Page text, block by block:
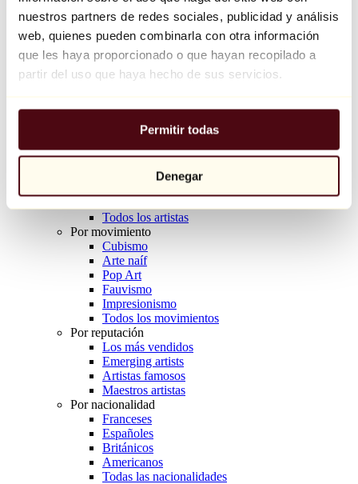
nuestros partners de redes sociales, publicidad y análisis
web, quienes pueden combinarla con otra información
que les haya proporcionado o que hayan recopilado a
partir del uso que haya hecho de sus servicios.
Permitir todas
Denegar
Balloon Dog (Orange)
Jeff Koons
10.000 €
Explorar
Todos los escultores
Todos los fotógrafos
Todos los artistas
Por movimiento
Cubismo
Arte naíf
Pop Art
Fauvismo
Impresionismo
Todos los movimientos
Por reputación
Los más vendidos
Emerging artists
Artistas famosos
Maestros artistas
Por nacionalidad
Franceses
Españoles
Británicos
Americanos
Todas las nacionalidades